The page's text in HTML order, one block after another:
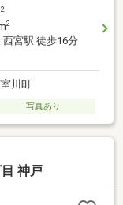
2
2
宮駅 徒歩16分
川町
写真あり
神戸